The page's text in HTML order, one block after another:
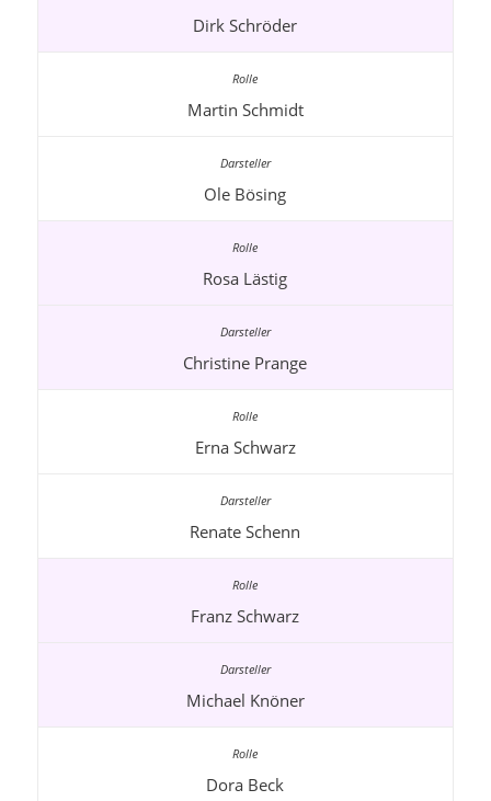
Dirk Schröder
Martin Schmidt
Ole Bösing
Rosa Lästig
Christine Prange
Erna Schwarz
Renate Schenn
Franz Schwarz
Michael Knöner
Dora Beck